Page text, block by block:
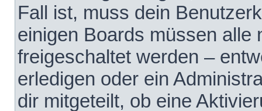
Fall ist, muss dein
einigen Boards müssen alle
freigeschaltet werden –
erledigen oder ein
dir mitgeteilt, ob eine